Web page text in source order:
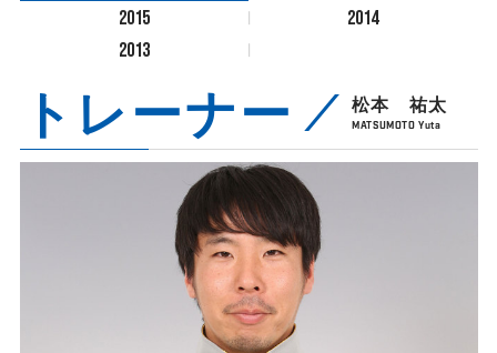
2015
2014
2013
トレーナー 松本 祐太
MATSUMOTO Yuta